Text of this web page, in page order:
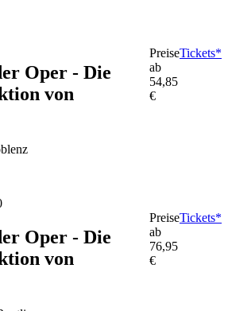
Oper - Die
von
Preise
ab
54,85
€
Tickets*
Oper - Die
von
Preise
ab
76,95
€
Tickets*